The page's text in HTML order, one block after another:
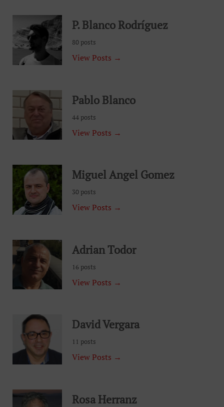
P. Blanco Rodríguez
80 posts
View Posts →
Pablo Blanco
44 posts
View Posts →
Miguel Angel Gomez
30 posts
View Posts →
Adrian Todor
16 posts
View Posts →
David Vergara
11 posts
View Posts →
Rosa Herranz